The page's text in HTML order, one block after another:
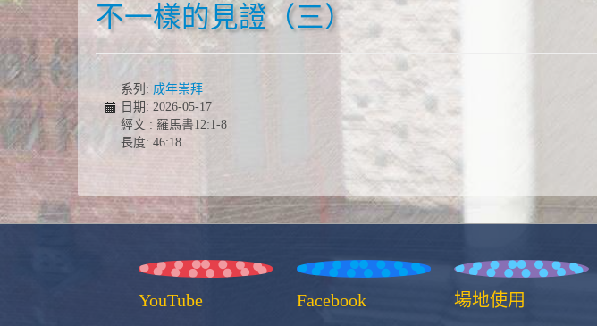
不一樣的見證（三）
系列: 成年崇拜
日期: 2026-05-17
經文 : 羅馬書12:1-8
長度: 46:18
YouTube Facebook 場地使用